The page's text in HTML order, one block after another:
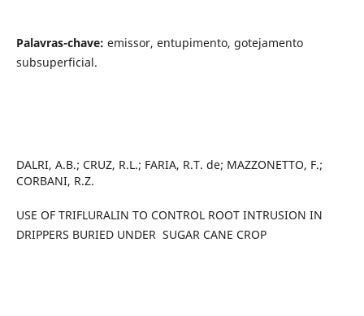
Palavras-chave: emissor, entupimento, gotejamento
subsuperficial.
DALRI, A.B.; CRUZ, R.L.; FARIA, R.T. de; MAZZONETTO, F.;
CORBANI, R.Z.
USE OF TRIFLURALIN TO CONTROL ROOT INTRUSION IN
DRIPPERS BURIED UNDER SUGAR CANE CROP